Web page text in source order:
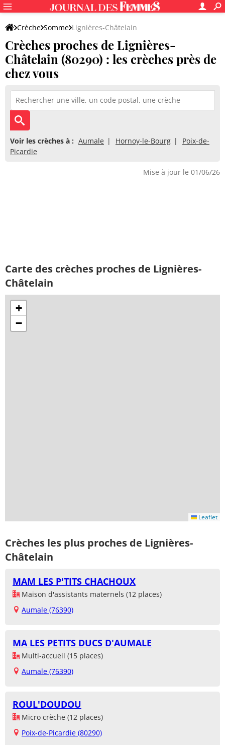
Crèche Somme Lignières-Châtelain
Crèches proches de Lignières-
Châtelain (80290) : les crèches près de
chez vous
Voir les crèches à : Aumale Hornoy-le-Bourg
Poix-de-
Picardie
Mise à jour le 01/06/26
Carte des crèches proches de Lignières-
Châtelain
+
−
Leaflet
Crèches les plus proches de Lignières-
Châtelain
MAM LES P'TITS CHACHOUX
Maison d'assistants maternels (12 places)
Aumale (76390)
MA LES PETITS DUCS D'AUMALE
Multi-accueil (15 places)
Aumale (76390)
ROUL'DOUDOU
Micro crèche (12 places)
Poix-de-Picardie (80290)